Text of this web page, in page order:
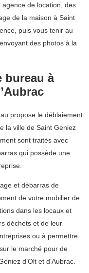
agence de location, des
de la maison à Saint
puis vous tenir au
des photos à la
bureau à
propose le déblaiement
la ville de Saint Geniez
sont traités avec
qui possède une
et débarras de
de votre mobilier de
dans les locaux et
déchets et de leur
ou à permettre
le marché pour de
d’Olt et d’Aubrac.